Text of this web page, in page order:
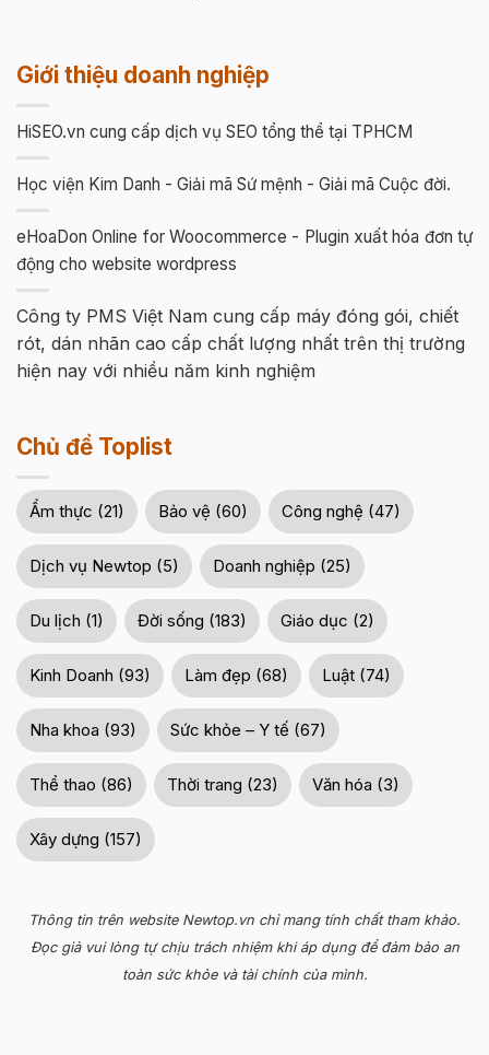
Giới thiệu doanh nghiệp
HiSEO.vn cung cấp dịch vụ SEO tổng thể tại TPHCM
Học viện Kim Danh - Giải mã Sứ mệnh - Giải mã Cuộc đời.
eHoaDon Online for Woocommerce - Plugin xuất hóa đơn tự
động cho website wordpress
Công ty PMS Việt Nam cung cấp máy đóng gói, chiết
rót, dán nhãn cao cấp chất lượng nhất trên thị trường
hiện nay với nhiều năm kinh nghiệm
Chủ đề Toplist
Ẩm thực (21) Bảo vệ (60) Công nghệ (47)
Dịch vụ Newtop (5) Doanh nghiệp (25)
Du lịch (1) Đời sống (183) Giáo dục (2)
Kinh Doanh (93) Làm đẹp (68) Luật (74)
Nha khoa (93) Sức khỏe – Y tế (67)
Thể thao (86) Thời trang (23) Văn hóa (3)
Xây dựng (157)
Thông tin trên website Newtop.vn chỉ mang tính chất tham khảo.
Đọc giả vui lòng tự chịu trách nhiệm khi áp dụng để đảm bảo an
toàn sức khỏe và tài chính của mình.